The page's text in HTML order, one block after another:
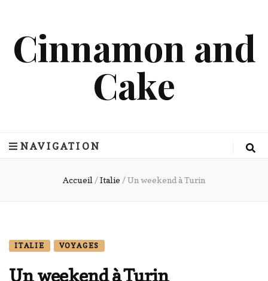
Cinnamon and
Cake
NAVIGATION
Accueil /Italie /Un weekend à Turin
ITALIE VOYAGES
Un weekend à Turin